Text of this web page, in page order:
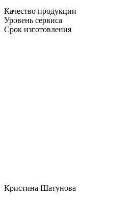
Качество продукции
Уровень сервиса
Срок изготовления
Кристина Шатунова